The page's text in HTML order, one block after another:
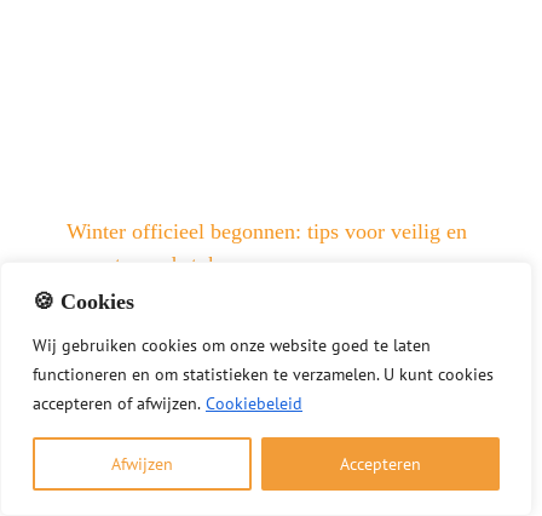
🍪 Cookies
Wij gebruiken cookies om onze website goed te laten
functioneren en om statistieken te verzamelen. U kunt cookies
accepteren of afwijzen. Cookiebeleid
Afwijzen Accepteren
Winter officieel begonnen: tips voor veilig en
verantwoord stoken
1 december 2025
Nu de winter officieel is begonnen, wilt u
misschien genieten van een warm haardvuur. Met
deze tips stookt u veilig, verantwoord en volgens
de geldende regels. Veilig en verantwoord stoken
kort samengevat Gebruik alleen droog en schoon
hout Laat de [...]